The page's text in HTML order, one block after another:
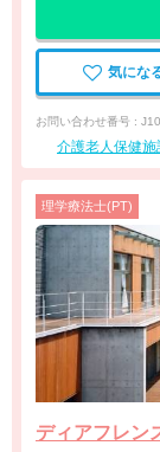
気にな
お問い合わせ番号 :
介護老人保健
理学療法士(PT)
ディアフレン